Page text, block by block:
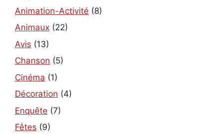
Animation-Activité (8)
Animaux (22)
Avis (13)
Chanson (5)
Cinéma (1)
Décoration (4)
Enquête (7)
Fêtes (9)